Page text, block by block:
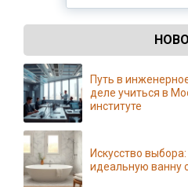
Путь в
деле учиться в
институте
Искусство
идеальную ванну